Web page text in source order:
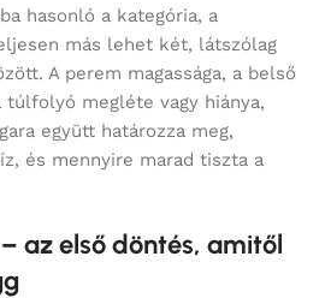
hasonló a kategória, a
más lehet két, látszólag
A perem magassága, a belső
túlfolyó megléte vagy hiánya,
együtt határozza meg,
és mennyire marad tiszta a
az első döntés, amitől